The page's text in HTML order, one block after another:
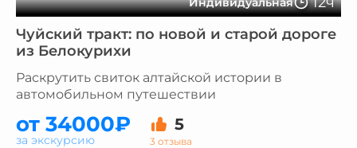
Чуйский тракт: по новой и старой дороге
из Белокурихи
Раскрутить свиток алтайской истории в
автомобильном путешествии
от 34000₽ 5
3 отзыва
за экскурсию